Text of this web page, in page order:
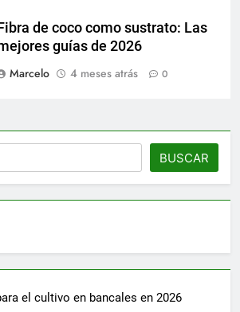
de coco como sustrato: Las
guías de 2026
Marcelo
4 meses atrás 0
BUSCAR
el cultivo en bancales en 2026